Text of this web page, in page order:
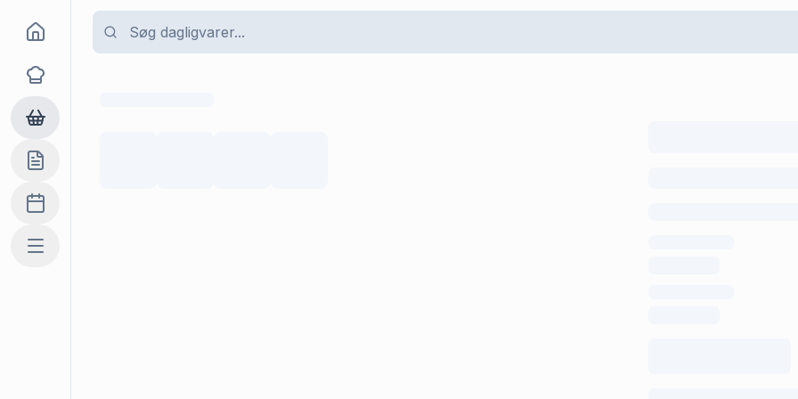
Goma
Opskrifter
Dagligvarer
Indkøbslisten
Madplan
Mere